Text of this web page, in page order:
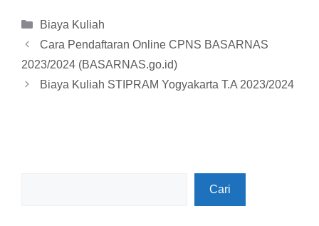
Kategori
Biaya Kuliah
Cara Pendaftaran Online CPNS BASARNAS
2023/2024 (BASARNAS.go.id)
Biaya Kuliah STIPRAM Yogyakarta T.A 2023/2024
Cari